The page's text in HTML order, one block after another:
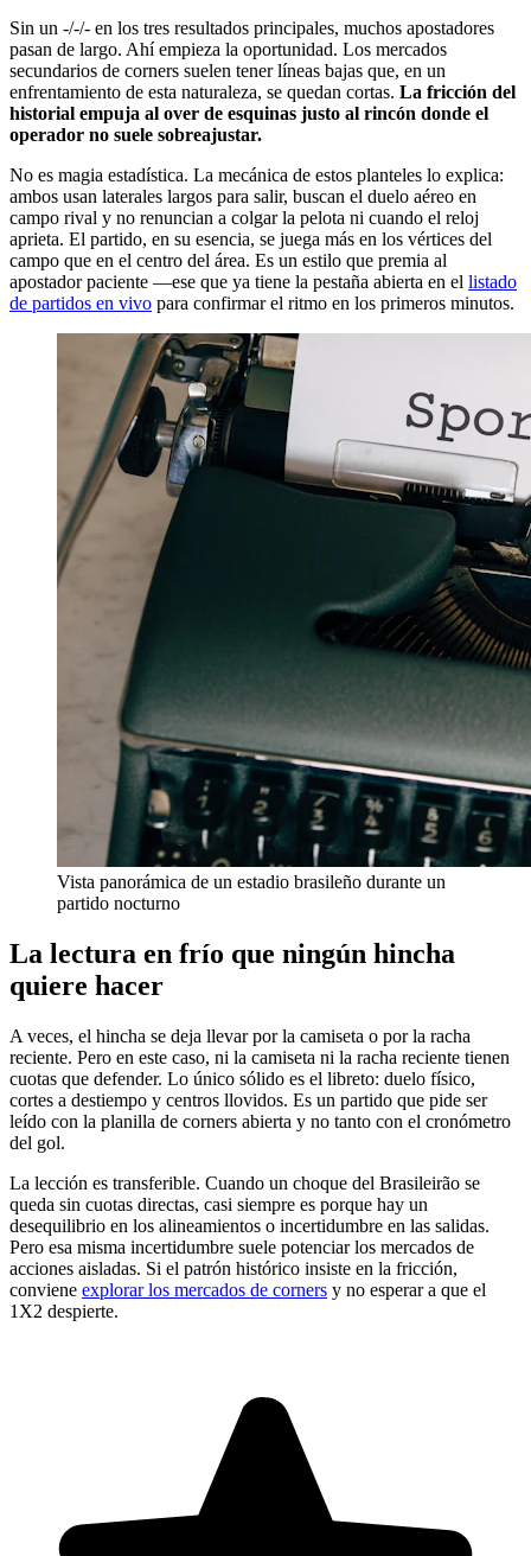
Sin un -/-/- en los tres resultados principales, muchos apostadores
pasan de largo. Ahí empieza la oportunidad. Los mercados
secundarios de corners suelen tener líneas bajas que, en un
enfrentamiento de esta naturaleza, se quedan cortas. La fricción del
historial empuja al over de esquinas justo al rincón donde el
operador no suele sobreajustar.
No es magia estadística. La mecánica de estos planteles lo explica:
ambos usan laterales largos para salir, buscan el duelo aéreo en
campo rival y no renuncian a colgar la pelota ni cuando el reloj
aprieta. El partido, en su esencia, se juega más en los vértices del
campo que en el centro del área. Es un estilo que premia al
apostador paciente —ese que ya tiene la pestaña abierta en el listado
de partidos en vivo para confirmar el ritmo en los primeros minutos.
Vista panorámica de un estadio brasileño durante un
partido nocturno
La lectura en frío que ningún hincha
quiere hacer
A veces, el hincha se deja llevar por la camiseta o por la racha
reciente. Pero en este caso, ni la camiseta ni la racha reciente tienen
cuotas que defender. Lo único sólido es el libreto: duelo físico,
cortes a destiempo y centros llovidos. Es un partido que pide ser
leído con la planilla de corners abierta y no tanto con el cronómetro
del gol.
La lección es transferible. Cuando un choque del Brasileirão se
queda sin cuotas directas, casi siempre es porque hay un
desequilibrio en los alineamientos o incertidumbre en las salidas.
Pero esa misma incertidumbre suele potenciar los mercados de
acciones aisladas. Si el patrón histórico insiste en la fricción,
conviene explorar los mercados de corners y no esperar a que el
1X2 despierte.